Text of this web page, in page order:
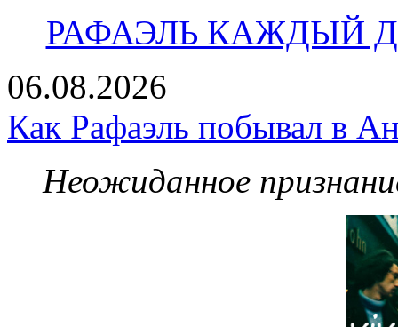
РАФАЭЛЬ КАЖДЫЙ
06.08.2026
Как Рафаэль побывал в
Неожиданное